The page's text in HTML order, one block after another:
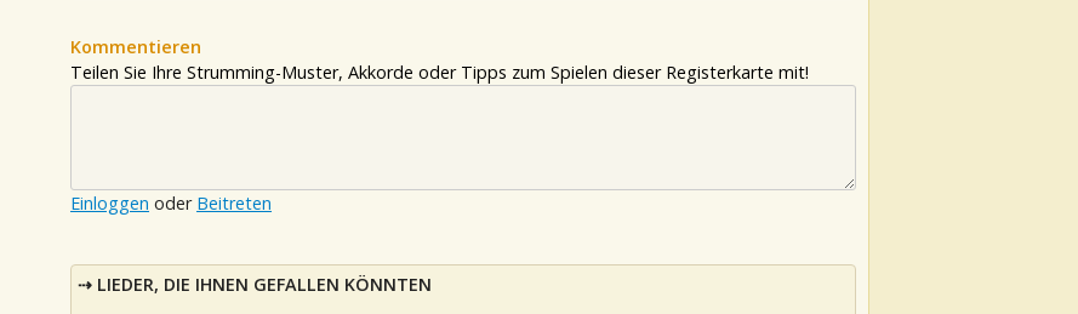
Kommentieren
Teilen Sie Ihre Strumming-Muster, Akkorde oder Tipps zum Spielen dieser Registerkarte mit!
Einloggen oder Beitreten
LIEDER, DIE IHNEN GEFALLEN KÖNNTEN